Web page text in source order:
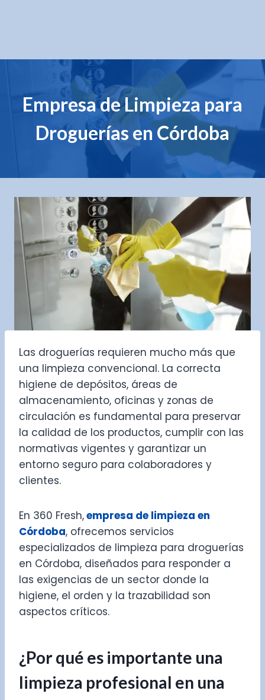
Empresa de Limpieza para
Droguerías en Córdoba
Las droguerías requieren mucho más que
una limpieza convencional. La correcta
higiene de depósitos, áreas de
almacenamiento, oficinas y zonas de
circulación es fundamental para preservar
la calidad de los productos, cumplir con las
normativas vigentes y garantizar un
entorno seguro para colaboradores y
clientes.
En 360 Fresh,empresa de limpieza en
Córdoba, ofrecemos servicios
especializados de limpieza para droguerías
en Córdoba, diseñados para responder a
las exigencias de un sector donde la
higiene, el orden y la trazabilidad son
aspectos críticos.
¿Por qué es importante una
limpieza profesional en una